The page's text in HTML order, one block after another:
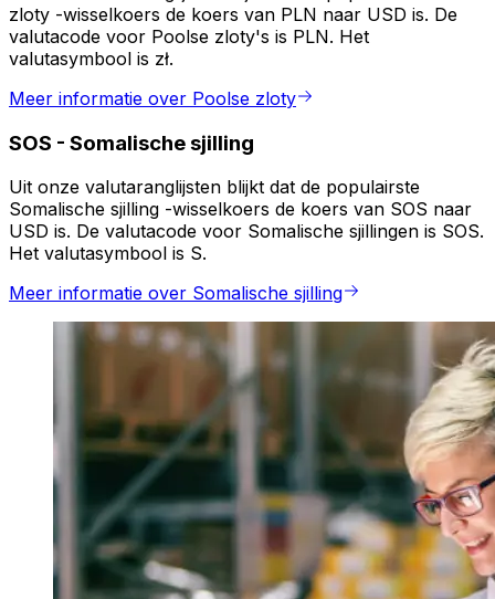
zloty -wisselkoers de koers van PLN naar USD is. De
valutacode voor Poolse zloty's is PLN. Het
valutasymbool is zł.
Meer informatie over Poolse zloty
SOS - Somalische sjilling
Uit onze valutaranglijsten blijkt dat de populairste
Somalische sjilling -wisselkoers de koers van SOS naar
USD is. De valutacode voor Somalische sjillingen is SOS.
Het valutasymbool is S.
Meer informatie over Somalische sjilling